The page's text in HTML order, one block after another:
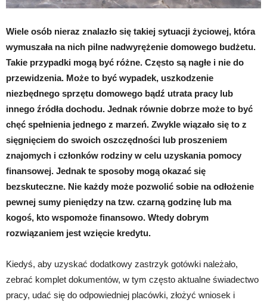
Wiele osób nieraz znalazło się takiej sytuacji życiowej, która
wymuszała na nich pilne nadwyrężenie domowego budżetu.
Takie przypadki mogą być różne. Często są nagłe i nie do
przewidzenia. Może to być wypadek, uszkodzenie
niezbędnego sprzętu domowego bądź utrata pracy lub
innego źródła dochodu. Jednak równie dobrze może to być
chęć spełnienia jednego z marzeń. Zwykle wiązało się to z
sięgnięciem do swoich oszczędności lub proszeniem
znajomych i członków rodziny w celu uzyskania pomocy
finansowej. Jednak te sposoby mogą okazać się
bezskuteczne. Nie każdy może pozwolić sobie na odłożenie
pewnej sumy pieniędzy na tzw. czarną godzinę lub ma
kogoś, kto wspomoże finansowo. Wtedy dobrym
rozwiązaniem jest wzięcie kredytu.
Kiedyś, aby uzyskać dodatkowy zastrzyk gotówki należało,
zebrać komplet dokumentów, w tym często aktualne świadectwo
pracy, udać się do odpowiedniej placówki, złożyć wniosek i